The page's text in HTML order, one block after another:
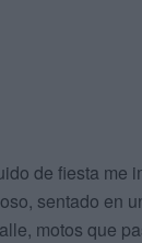
de fiesta me
sentado en
motos que